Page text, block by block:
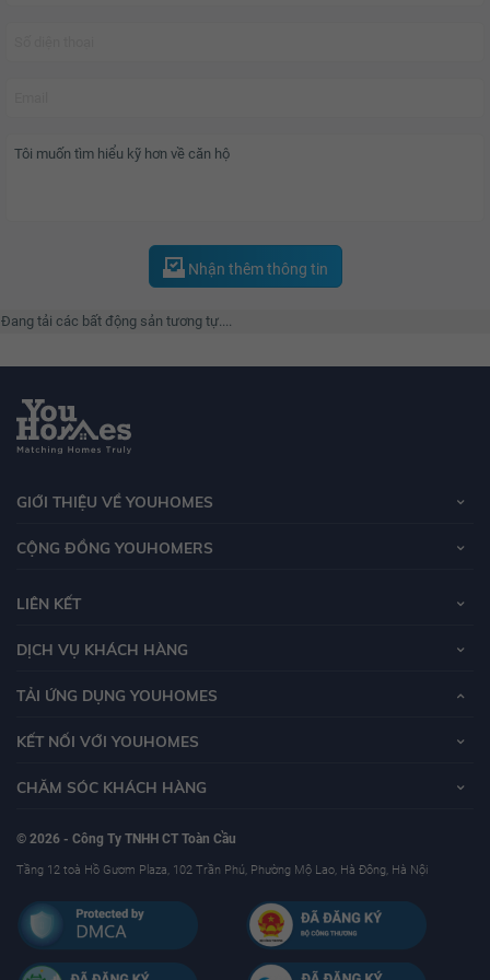
Nhận thêm thông tin
tải các bất động sản tương tự....
GIỚI THIỆU VỀ YOUHOMES
CỘNG ĐỒNG YOUHOMERS
LIÊN KẾT
DỊCH VỤ KHÁCH HÀNG
TẢI ỨNG DỤNG YOUHOMES
KẾT NỐI VỚI YOUHOMES
CHĂM SÓC KHÁCH HÀNG
© 2026 - Công Ty TNHH CT Toàn Cầu
Tầng 12 toà Hồ Gươm Plaza, 102 Trần Phú, Phường Mộ Lao, Hà Đông, Hà Nội